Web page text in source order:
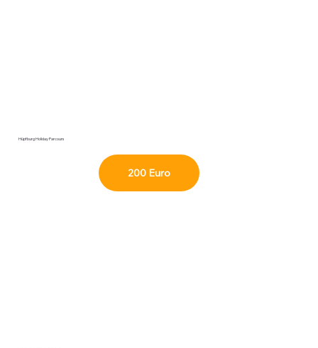
Hüpfburg Holiday Parcours
200 Euro